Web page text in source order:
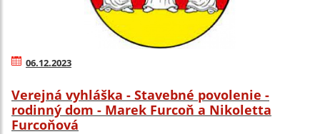
06.12.2023
Verejná vyhláška - Stavebné povolenie -
rodinný dom - Marek Furcoň a Nikoletta
Furcoňová